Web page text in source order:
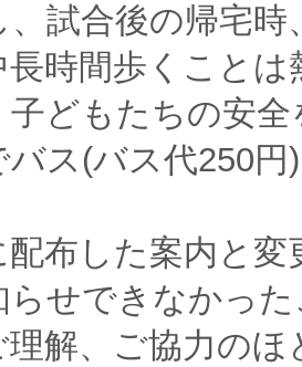
、試合後の帰宅
長時間歩くこと
子どもたちの安
バス(バス代250
配布した案内と
らせできなかっ
理解、ご協力の